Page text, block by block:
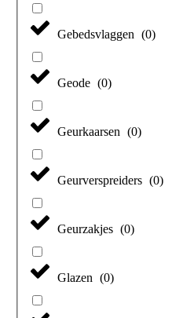
Gebedsvlaggen (0)
Geode (0)
Geurkaarsen (0)
Geurverspreiders (0)
Geurzakjes (0)
Glazen (0)